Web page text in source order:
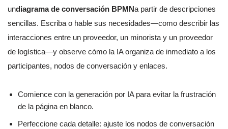
undiagrama de conversación BPMNa partir de descripciones
sencillas. Escriba o hable sus necesidades—como describir las
interacciones entre un proveedor, un minorista y un proveedor
de logística—y observe cómo la IA organiza de inmediato a los
participantes, nodos de conversación y enlaces.
Comience con la generación por IA para evitar la frustración
de la página en blanco.
Perfeccione cada detalle: ajuste los nodos de conversación